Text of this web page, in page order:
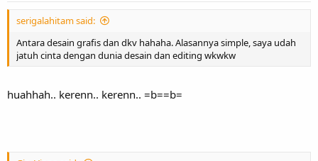
serigalahitam said:
Antara desain grafis dan dkv hahaha. Alasannya simple, saya udah
jatuh cinta dengan dunia desain dan editing wkwkw
huahhah.. kerenn.. kerenn.. =b==b=